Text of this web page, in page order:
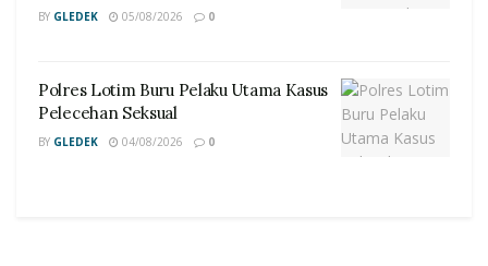
BY GLEDEK 05/08/2026 0
Polres Lotim Buru Pelaku Utama Kasus
Pelecehan Seksual
BY GLEDEK 04/08/2026 0